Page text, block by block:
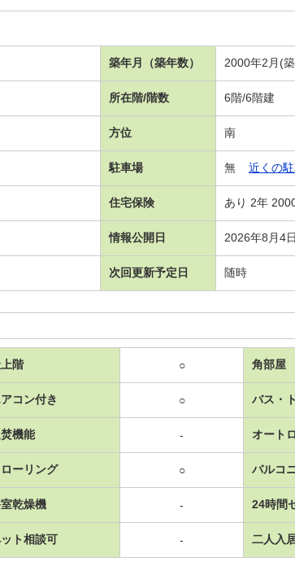
築年月（築年数） 2000年2月(
所在階/階数 6階/6階建
方位 南
駐車場 無 近くの
住宅保険 あり 2年
情報公開日 2026年8月4日
次回更新予定日 随時
階 ○ 角部屋
コン付き ○ バス・
機能 - オート
ーリング ○ バルコ
乾燥機 - 24時間
ト相談可 - 二人入